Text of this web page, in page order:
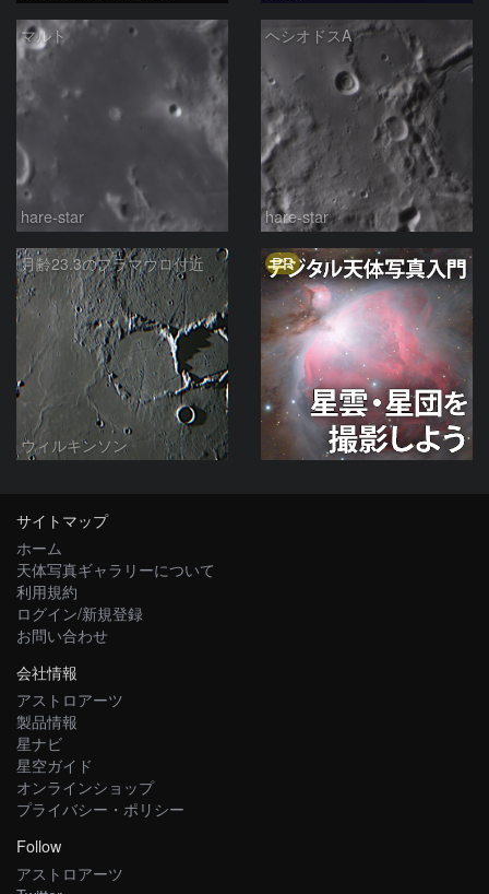
マルト
hare-star
ヘシオドスA
hare-star
月齢23.3のフラマウロ付近
ウィルキンソン
PR
サイトマップ
ホーム
天体写真ギャラリーについて
利用規約
ログイン/新規登録
お問い合わせ
会社情報
アストロアーツ
製品情報
星ナビ
星空ガイド
オンラインショップ
プライバシー・ポリシー
Follow
アストロアーツ